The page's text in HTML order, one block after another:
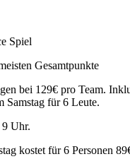
Spiel
Gesamtpunkte
bei 129€ pro Team.
Samstag für 6 Leute.
Uhr.
kostet für 6 Personen